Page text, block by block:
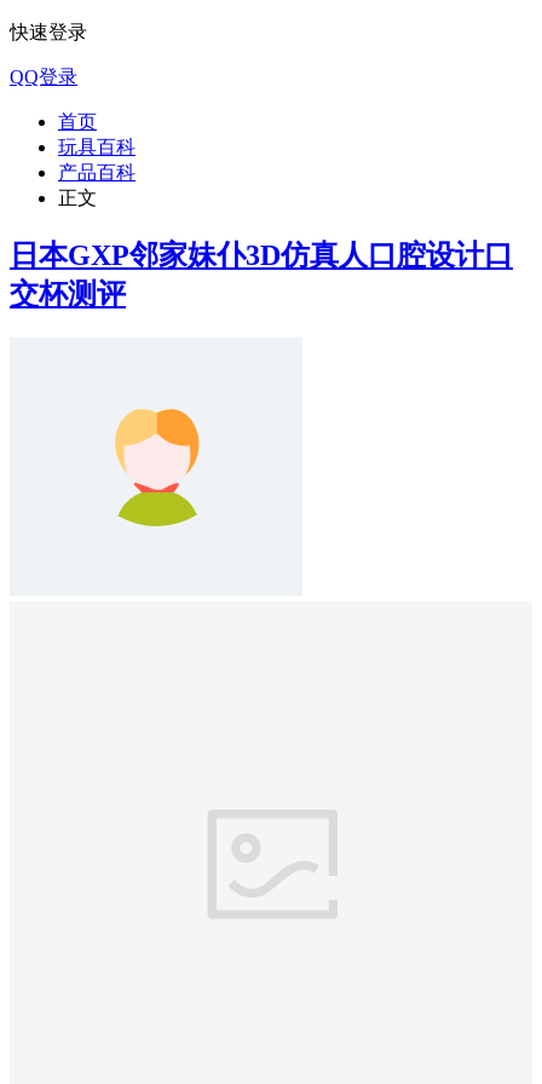
快速登录
QQ登录
首页
玩具百科
产品百科
正文
日本GXP邻家妹仆3D仿真人口腔设计口
交杯测评